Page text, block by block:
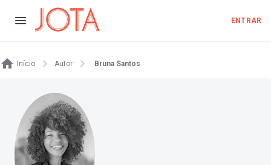
ENTRAR
Início Autor Bruna Santos